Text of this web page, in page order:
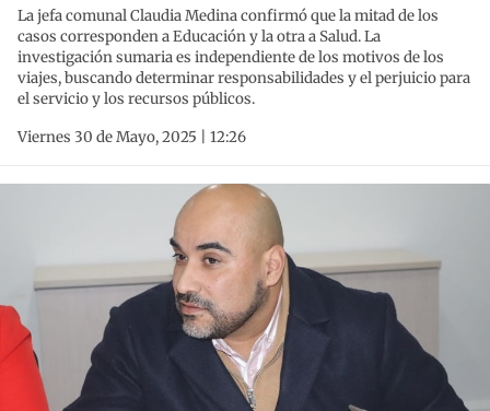
La jefa comunal Claudia Medina confirmó que la mitad de los
casos corresponden a Educación y la otra a Salud. La
investigación sumaria es independiente de los motivos de los
viajes, buscando determinar responsabilidades y el perjuicio para
el servicio y los recursos públicos.
Viernes 30 de Mayo, 2025 | 12:26